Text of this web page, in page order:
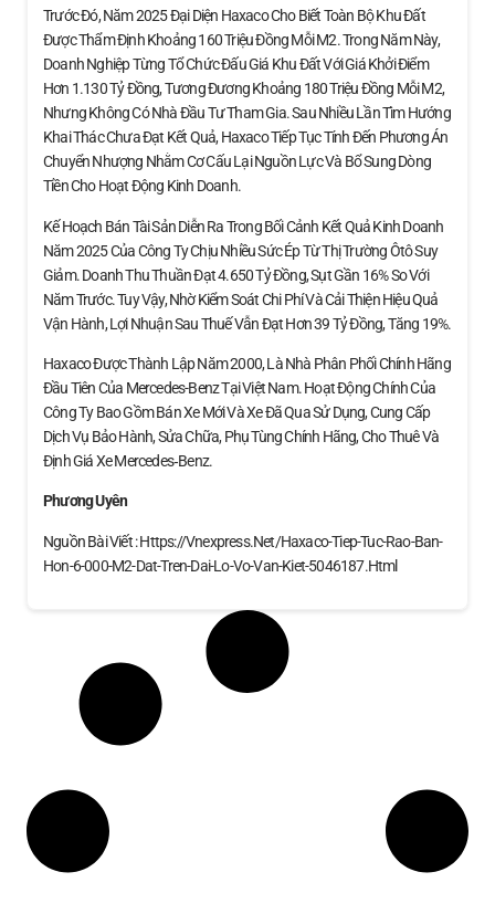
Trước Đó, Năm 2025 Đại Diện Haxaco Cho Biết Toàn Bộ Khu Đất
Được Thẩm Định Khoảng 160 Triệu Đồng Mỗi M2. Trong Năm Này,
Doanh Nghiệp Từng Tổ Chức Đấu Giá Khu Đất Với Giá Khởi Điểm
Hơn 1.130 Tỷ Đồng, Tương Đương Khoảng 180 Triệu Đồng Mỗi M2,
Nhưng Không Có Nhà Đầu Tư Tham Gia. Sau Nhiều Lần Tìm Hướng
Khai Thác Chưa Đạt Kết Quả, Haxaco Tiếp Tục Tính Đến Phương Án
Chuyển Nhượng Nhằm Cơ Cấu Lại Nguồn Lực Và Bổ Sung Dòng
Tiền Cho Hoạt Động Kinh Doanh.
Kế Hoạch Bán Tài Sản Diễn Ra Trong Bối Cảnh Kết Quả Kinh Doanh
Năm 2025 Của Công Ty Chịu Nhiều Sức Ép Từ Thị Trường Ôtô Suy
Giảm. Doanh Thu Thuần Đạt 4.650 Tỷ Đồng, Sụt Gần 16% So Với
Năm Trước. Tuy Vậy, Nhờ Kiểm Soát Chi Phí Và Cải Thiện Hiệu Quả
Vận Hành, Lợi Nhuận Sau Thuế Vẫn Đạt Hơn 39 Tỷ Đồng, Tăng 19%.
Haxaco Được Thành Lập Năm 2000, Là Nhà Phân Phối Chính Hãng
Đầu Tiên Của Mercedes-Benz Tại Việt Nam. Hoạt Động Chính Của
Công Ty Bao Gồm Bán Xe Mới Và Xe Đã Qua Sử Dụng, Cung Cấp
Dịch Vụ Bảo Hành, Sửa Chữa, Phụ Tùng Chính Hãng, Cho Thuê Và
Định Giá Xe Mercedes‑Benz.
Phương Uyên
Nguồn Bài Viết : Https://vnexpress.net/haxaco-Tiep-Tuc-Rao-Ban-
Hon-6-000-M2-Dat-Tren-Dai-Lo-Vo-Van-Kiet-5046187.html